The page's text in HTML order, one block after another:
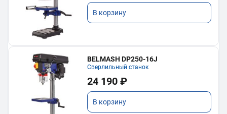
В корзину
BELMASH DP250-16J
Сверлильный станок
24 190 ₽
В корзину